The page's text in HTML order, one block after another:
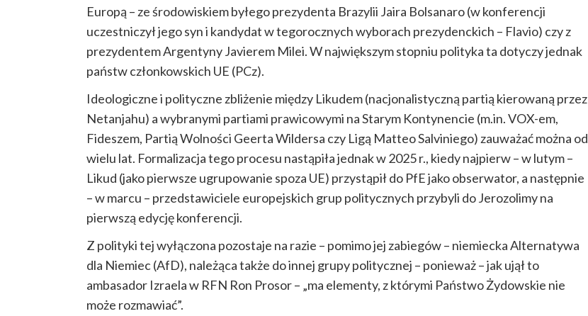
Europą – ze środowiskiem byłego prezydenta Brazylii Jaira Bolsanaro (w konferencji
uczestniczył jego syn i kandydat w tegorocznych wyborach prezydenckich – Flavio) czy z
prezydentem Argentyny Javierem Milei. W największym stopniu polityka ta dotyczy jednak
państw członkowskich UE (PCz).
Ideologiczne i polityczne zbliżenie między Likudem (nacjonalistyczną partią kierowaną przez
Netanjahu) a wybranymi partiami prawicowymi na Starym Kontynencie (m.in. VOX-em,
Fideszem, Partią Wolności Geerta Wildersa czy Ligą Matteo Salviniego) zauważać można od
wielu lat. Formalizacja tego procesu nastąpiła jednak w 2025 r., kiedy najpierw – w lutym –
Likud (jako pierwsze ugrupowanie spoza UE) przystąpił do PfE jako obserwator, a następnie
– w marcu – przedstawiciele europejskich grup politycznych przybyli do Jerozolimy na
pierwszą edycję konferencji.
Z polityki tej wyłączona pozostaje na razie – pomimo jej zabiegów – niemiecka Alternatywa
dla Niemiec (AfD), należąca także do innej grupy politycznej – ponieważ – jak ujął to
ambasador Izraela w RFN Ron Prosor – „ma elementy, z którymi Państwo Żydowskie nie
może rozmawiać”.